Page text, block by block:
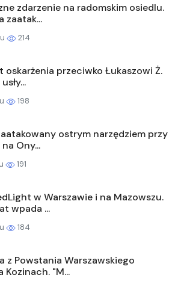
zdarzenie na radomskim osiedlu.
zaatak...
214
oskarżenia przeciwko Łukaszowi Ż.
198
ostrym narzędziem przy
Ony...
191
w Warszawie i na Mazowszu.
wpada ...
184
z Powstania Warszawskiego
Kozinach. "M...